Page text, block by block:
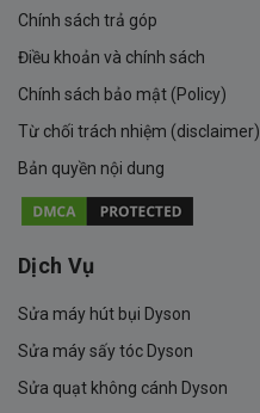
Chính sách trả góp
Điều khoản và chính sách
Chính sách bảo mật (Policy)
Từ chối trách nhiệm (disclaimer)
Bản quyền nội dung
Dịch Vụ
Sửa máy hút bụi Dyson
Sửa máy sấy tóc Dyson
Sửa quạt không cánh Dyson